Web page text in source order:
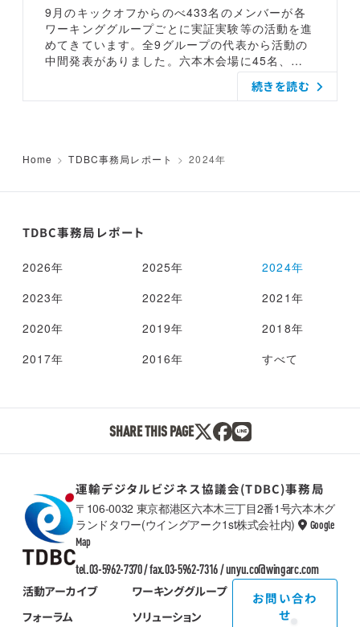
中継輸送の社会実装とその先のフィジカルインタ
ーネット目指す。田中 真史 様 (AGC株式会社)
＜WG05B＞ CO2排出量の精緻化を通じた物流改
善とその先にあるカーボンニュートラルの実現動
態管理プラットフォームの普及と活用により荷主
企業や運輸事業者の課題解決実現し、持続可能な
ることで、積載率の向上、経路の最適化、荷待ち
とサプライチェーン全体でのカーボンニュートラ
資料、動画[WG06 業界共通プラットフォーム
へのデータ連携とその先へ] "コンセントに繋ぐ
だけで連携が実現する世界"を目指したシステム
間連携の実現、標準化を推進し、実際に運輸事業
者が得られる効果を事例として発信することによ
り、新物流2法への対応を推進する。木南 普一
(株式会社新宮運送)発表資料、動画[WG07 遠隔
迅速な災害対応] 建設業における重機の遠隔操作
レンジ大会の開催により、技術開発の促進、市場
認知の向上等社会実装を目指す。依田 隆 様 (E
P Rental株式会社)発表資料、動画[WG08 無人
AI点呼実現への挑戦] 乗務前点呼での非対面・無
認にフォーカスしてAI、各種生体センサー等によ
る実証、開発による社会実装を目指す。大河原
裕尊 様 (大河原運送株式会社)発表資料、動画
[WG09 SDGsの推進と、カーボンニュートラ
ル・エコドライブの実現] 運輸事業者へのSDGs
普及推進のための「SDGsナレッジバンク」の公
開とSDGsアワードへの挑戦。 エコドライブ関連
ソリューションの実証実験や事例によるカーボン
ニュートラル実現への挑戦。幣旗 貴行 様 (株式
がありました。全体的には展示ブースが華やかで
多くの企業で費用をかけた出展となっているよう
に感じました。今年は物流の2024年問題の対応
が加速とコロナ明けということで各社とも力が入
っているようでした。会場では、事業者会員の合
通ロジ様、三興物流様、ワカスギ様とお会いいた
9月のキックオフからのべ433名のメンバーが各
ワーキンググループごとに実証実験等の活動を進
めてきています。全9グループの代表から活動の
中間発表がありました。六本木会場に45名、オ
ンラインでは約60名の参加がありました。発表
資料は中間の内容の為、一般公開しておりませ
式会社 有松 純一郎 様株式会社ナブアシスト
野 彰一 様[各ワーキンググループから活動の中間
員の安全教育、行動変容モデルの構築をめざし、
った実証実験の経過報告を行なった。ジャパン・
ティード株式会社 伊藤 年和 様矢崎総業株式会
課題解決] 乗務員のための健康セミナー(月次)の
(アンケート調査＋フィードバック) 途中経過の
ライバーの睡眠改善を目的とした実証実験中日臨
海バス株式会社 樋口 美恵子 様株式会社ユーフ
ォリア 森井 貴弘 様株式会社ネミエル 松本 光
地域情報提供ポータルアプリの実証実験結果と実
証実験参加者のフィードバック内容についての報
告があった。地域通貨を発行し、自治体や地域住
民、コミュニティで利用できる決済手段の提供
し、さらにMaaSと組み合わせて利便性の向上や
お得感を高めることで消費の活性化を促進すると
いうする実証実験を行った。株式会社デンソー
今村 朋範 様株式会社電通総研 西川 敦 様[WG0
4 人材、働き方改革、荷主とのパートナーシッ
続きを読む
Home TDBC事務局レポート 2024年
TDBC事務局レポート
2026年 2025年
2024年
2023年
2022年
2021年
2020年
2019年
2018年
2017年
2016年 すべて
SHARE THIS PAGE
TDBC
運輸デジタルビジネス協議会(TDBC)事務局
〒106-0032 東京都港区六本木三丁目2番1号六本木グ
ランドタワー(ウイングアーク1st株式会社内)
Google
Map
tel.03-5962-7370 / fax.03-5962-7316 /unyu.co@wingarc.com
活動アーカイブ
ワーキンググループ
フォーラム
ソリューション
お問い合わ
せ